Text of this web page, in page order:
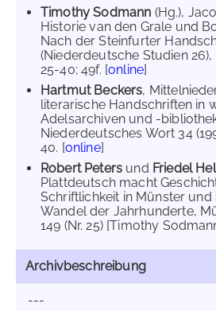
Timothy Sodmann (Hg.),
Historie van den Grale und
Nach der Steinfurter
(Niederdeutsche Studien
25-40; 49f. [online]
Hartmut Beckers,
literarische Handschriften in
Adelsarchiven und -
Niederdeutsches Wort 34
40. [online]
Robert Peters und Friedel
Plattdeutsch macht
Schriftlichkeit in Münster
Wandel der Jahrhunderte,
149 (Nr. 25) [Timothy
Archivbeschreibung
---